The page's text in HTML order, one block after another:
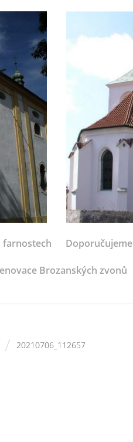
farnostech Doporučujeme
Brozanských zvonů
/ 20210706_112657